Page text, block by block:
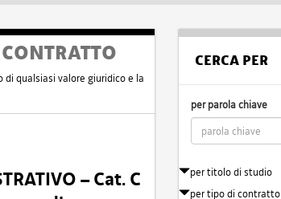
qualsiasi valore giuridico e la
– Cat. C
CERCA PER
per parola chiave
per titolo di studio
per tipo di contratto